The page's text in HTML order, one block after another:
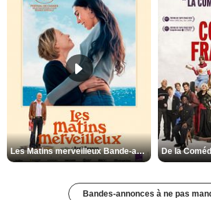
Les Matins merveilleux Bande-annonce VF
Bandes-annonces à ne pas